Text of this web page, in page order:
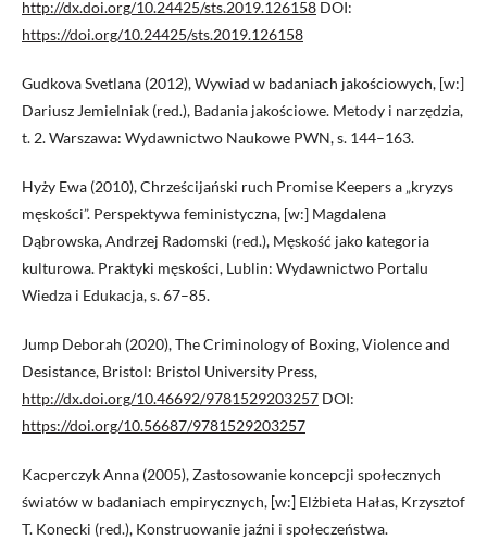
http://dx.doi.org/10.24425/sts.2019.126158 DOI:
https://doi.org/10.24425/sts.2019.126158
Gudkova Svetlana (2012), Wywiad w badaniach jakościowych, [w:]
Dariusz Jemielniak (red.), Badania jakościowe. Metody i narzędzia,
t. 2. Warszawa: Wydawnictwo Naukowe PWN, s. 144–163.
Hyży Ewa (2010), Chrześcijański ruch Promise Keepers a „kryzys
męskości”. Perspektywa feministyczna, [w:] Magdalena
Dąbrowska, Andrzej Radomski (red.), Męskość jako kategoria
kulturowa. Praktyki męskości, Lublin: Wydawnictwo Portalu
Wiedza i Edukacja, s. 67–85.
Jump Deborah (2020), The Criminology of Boxing, Violence and
Desistance, Bristol: Bristol University Press,
http://dx.doi.org/10.46692/9781529203257 DOI:
https://doi.org/10.56687/9781529203257
Kacperczyk Anna (2005), Zastosowanie koncepcji społecznych
światów w badaniach empirycznych, [w:] Elżbieta Hałas, Krzysztof
T. Konecki (red.), Konstruowanie jaźni i społeczeństwa.